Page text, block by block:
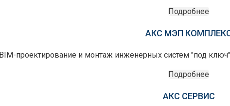
Подробнее
АКС МЭП
BIM-проектирование и монтаж инженерных систем "под
Подробнее
АКС СЕРВИС